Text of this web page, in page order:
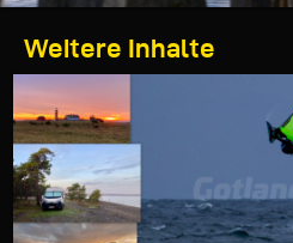
Weitere Inhalte